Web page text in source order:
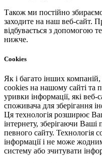
Також ми постійно
заходите на наш веб-сайт.
відбувається з допомогою
нижче.
Cookies
Як і багато інших
cookies на нашому сайті та
уривки інформації, які
споживача для зберігання
Ця технологія розширює
інтернету, зберігаючи Ваші
певного сайту. Технологія
інформації і не може
систему або зчитувати